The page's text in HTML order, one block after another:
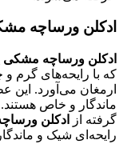
ادکلن ورساچه
ادکلن ورساچه مشکی
که با رایحه‌های گرم
ارمغان می‌آورد. این
ماندگار و خاص هستند.
گرفته از
ادکلن
رایحه‌ای شیک و